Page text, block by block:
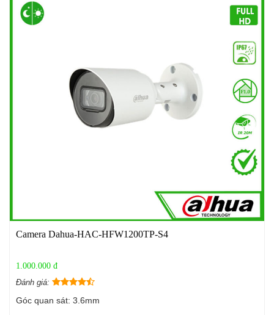
Camera Dahua-HAC-HFW1200TP-S4
1.000.000 đ
Đánh giá:
Góc quan sát: 3.6mm